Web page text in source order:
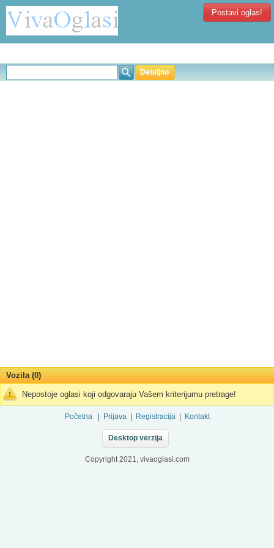
Postavi oglas!
Detaljno
Vozila (0)
Nepostoje oglasi koji odgovaraju Vašem kriterijumu pretrage!
Početna Prijava Registracija Kontakt
Desktop verzija
Copyright 2021, vivaoglasi.com